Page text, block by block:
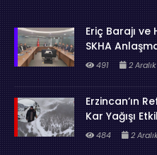
Eriç Barajı ve
SKHA
491 2
Erzincan’ın
Kar Yağışı
484 2